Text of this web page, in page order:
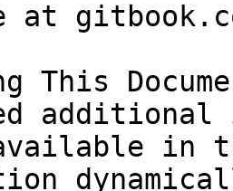
at
This
in